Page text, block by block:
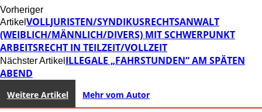
Vorheriger
Artikel VOLLJURISTEN/SYNDIKUSRECHTSANWALT
(WEIBLICH/MÄNNLICH/DIVERS) MIT SCHWERPUNKT
ARBEITSRECHT IN TEILZEIT/VOLLZEIT
Nächster Artikel ILLEGALE „FAHRSTUNDEN“ AM SPÄTEN
ABEND
Weitere Artikel Mehr vom Autor